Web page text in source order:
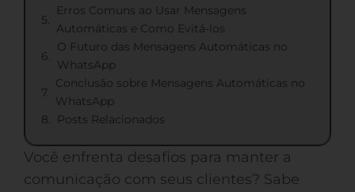
Erros Comuns ao Usar Mensagens
Automáticas e Como Evitá-los
O Futuro das Mensagens Automáticas no
WhatsApp
Conclusão sobre Mensagens Automáticas no
WhatsApp
Posts Relacionados
Você enfrenta desafios para manter a
comunicação com seus clientes? Sabe